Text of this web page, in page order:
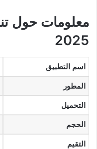
2025
اسم التطبيق
المطور
التحميل
الحجم
التقيم